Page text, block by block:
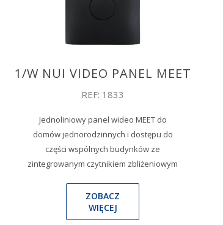
1/W NUI VIDEO PANEL MEET
REF: 1833
Jednoliniowy panel wideo MEET do
domów jednorodzinnych i dostępu do
części wspólnych budynków ze
zintegrowanym czytnikiem zbliżeniowym
ZOBACZ
WIĘCEJ